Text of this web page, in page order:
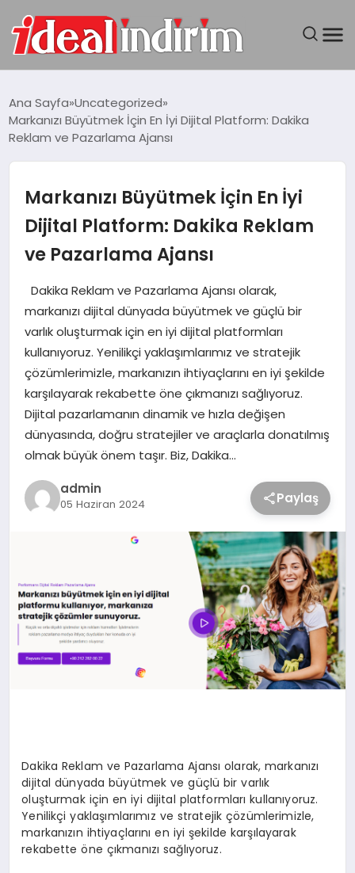
BILGISAYAR
TEKNOLOJI
YAŞAM
Ana Sayfa Uncategorized
Markanızı Büyütmek İçin En İyi Dijital Platform: Dakika
Reklam ve Pazarlama Ajansı
Markanızı Büyütmek İçin En İyi
Dijital Platform: Dakika Reklam
ve Pazarlama Ajansı
Dakika Reklam ve Pazarlama Ajansı olarak,
markanızı dijital dünyada büyütmek ve güçlü bir
varlık oluşturmak için en iyi dijital platformları
kullanıyoruz. Yenilikçi yaklaşımlarımız ve stratejik
çözümlerimizle, markanızın ihtiyaçlarını en iyi şekilde
karşılayarak rekabette öne çıkmanızı sağlıyoruz.
Dijital pazarlamanın dinamik ve hızla değişen
dünyasında, doğru stratejiler ve araçlarla donatılmış
olmak büyük önem taşır. Biz, Dakika…
admin
05 Haziran 2024 Paylaş
Dakika Reklam ve Pazarlama Ajansı olarak, markanızı
dijital dünyada büyütmek ve güçlü bir varlık
oluşturmak için en iyi dijital platformları kullanıyoruz.
Yenilikçi yaklaşımlarımız ve stratejik çözümlerimizle,
markanızın ihtiyaçlarını en iyi şekilde karşılayarak
rekabette öne çıkmanızı sağlıyoruz.